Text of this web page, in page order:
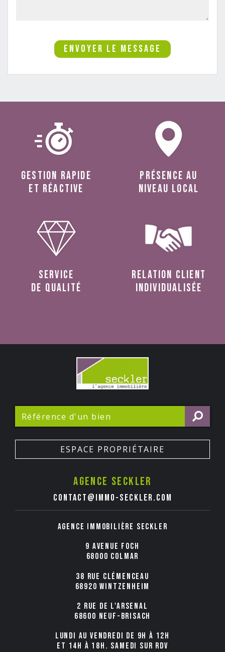
Gestion rapide
et réactive
présence au
niveau local
service
de qualité
relation client
individualisée
ESPACE PROPRIÉTAIRE
Agence seckler
contact@immo-seckler.com
Agence immobilière Seckler
9 avenue Foch
68000 COLMAR
38 rue Clémenceau
68920 WINTZENHEIM
2 rue de l'Arsenal
68600 NEUF-BRISACH
Lundi au Vendredi de 9h à 12h
et 14h à 18h. Samedi sur rdv